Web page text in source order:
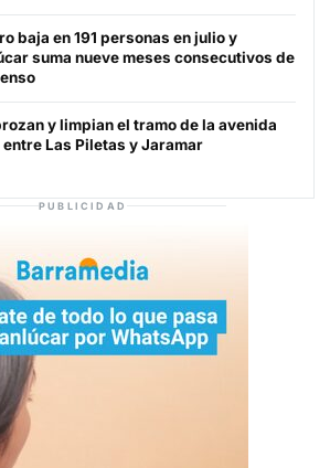
baja en 191 personas en julio y
suma nueve meses consecutivos de
y limpian el tramo de la avenida
entre Las Piletas y Jaramar
PUBLICIDAD